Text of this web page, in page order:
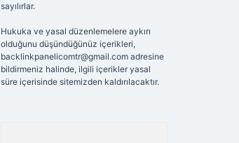
sayılırlar.
Hukuka ve yasal düzenlemelere aykırı
olduğunu düşündüğünüz içerikleri,
backlinkpanelicomtr@gmail.comadresine
bildirmeniz halinde, ilgili içerikler yasal
süre içerisinde sitemizden kaldırılacaktır.